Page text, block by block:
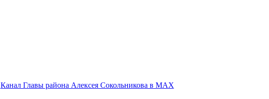
Канал Главы района Алексея Сокольникова в MAX